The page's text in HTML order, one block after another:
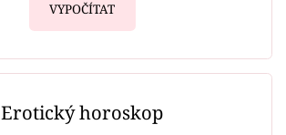
VYPOČÍTAT
Erotický horoskop